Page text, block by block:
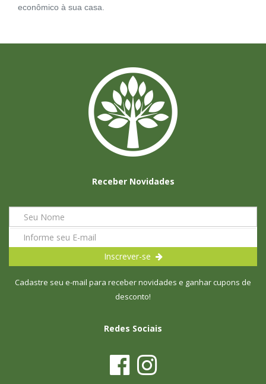
econômico à sua casa.
Receber Novidades
Inscrever-se
Cadastre seu e-mail para receber novidades e ganhar cupons de
desconto!
Redes Sociais